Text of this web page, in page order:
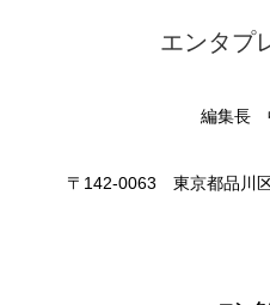
エンタプ
編集長
〒142-0063 東京都品川